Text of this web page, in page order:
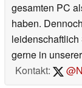
gesamten PC
haben.
gerne in
Kontakt: